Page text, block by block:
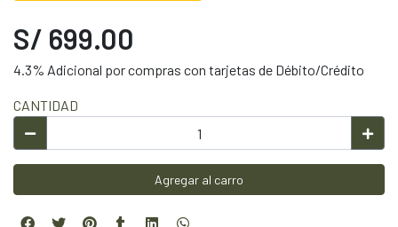
S/ 699.00
4.3% Adicional por compras con tarjetas de Débito/Crédito
CANTIDAD
Agregar al carro